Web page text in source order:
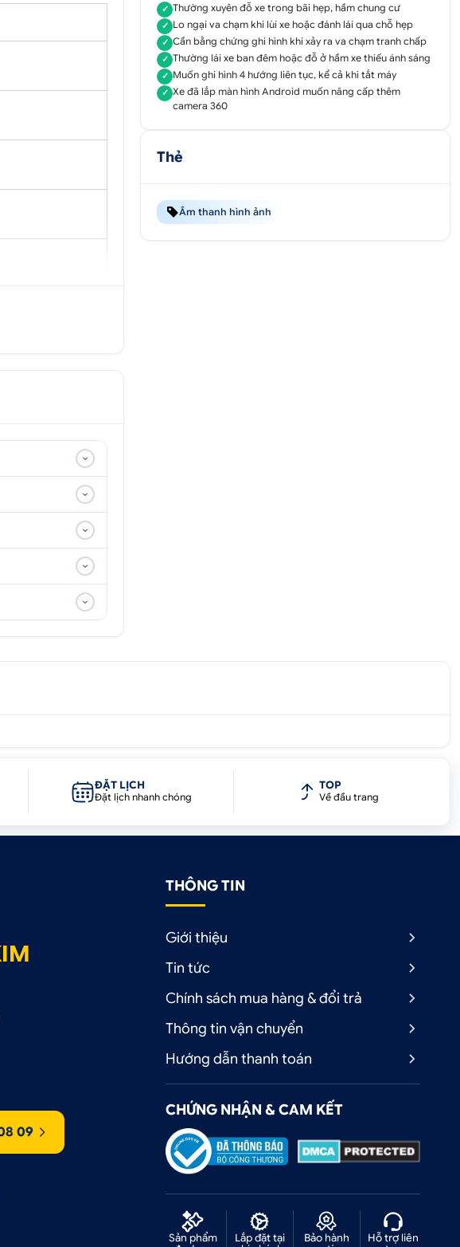
360 độ xung
người lái có thể
hiểm.
quanh xe
hình ảnh với độ
chi tiết xung
✓ Thường xuyên đỗ xe trong bãi hẹp, hầm chung cư
✓ Lo ngại va chạm khi lùi xe hoặc đánh lái qua chỗ hẹp
✓ Cần bằng chứng ghi hình khi xảy ra va chạm tranh chấp
✓ Thường lái xe ban đêm hoặc đỗ ở hầm xe thiếu ánh sáng
✓ Muốn ghi hình 4 hướng liên tục, kể cả khi tắt máy
✓ Xe đã lắp màn hình Android muốn nâng cấp thêm
camera 360
Thẻ
Âm thanh hình ảnh
ĐẶT LỊCH
Đặt lịch nhanh chóng
TOP
Về đầu trang
09
THÔNG TIN
Giới thiệu
Tin tức
Chính sách mua hàng & đổi trả
Thông tin vận chuyển
Hướng dẫn thanh toán
CHỨNG NHẬN & CAM KẾT
Sản phẩm
Lắp đặt tại
Bảo hành
Hỗ trợ liên